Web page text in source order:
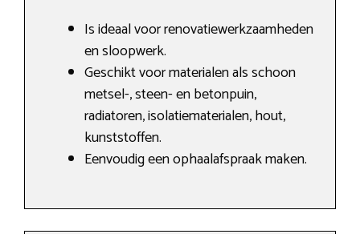
Is ideaal voor renovatiewerkzaamheden
en sloopwerk.
Geschikt voor materialen als schoon
metsel-, steen- en betonpuin,
radiatoren, isolatiematerialen, hout,
kunststoffen.
Eenvoudig een ophaalafspraak maken.